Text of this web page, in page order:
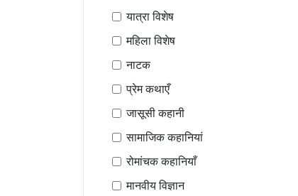
यात्रा विशेष
महिला विशेष
नाटक
प्रेम कथाएँ
जासूसी कहानी
सामाजिक कहानियां
रोमांचक कहानियाँ
मानवीय विज्ञान